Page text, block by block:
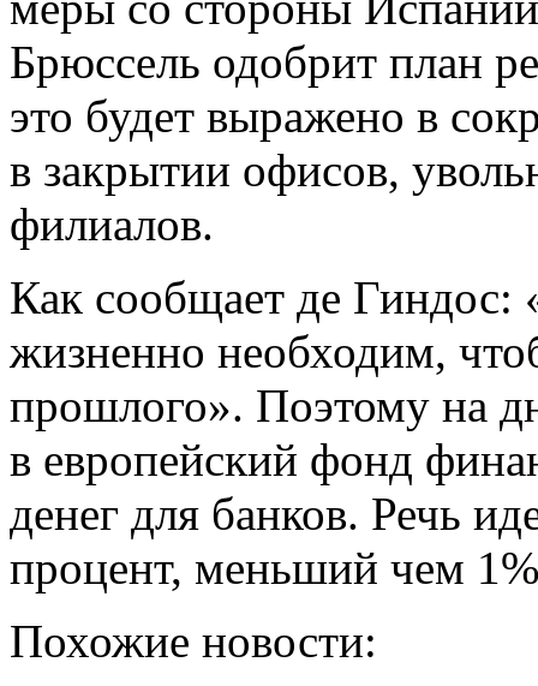
Брюссель одобрит план
это будет выражено в
в закрытии офисов,
филиалов.
Как сообщает де Гиндос:
жизненно необходим,
прошлого». Поэтому на
в европейский фонд
денег для банков. Речь
процент, меньший чем
Похожие новости: